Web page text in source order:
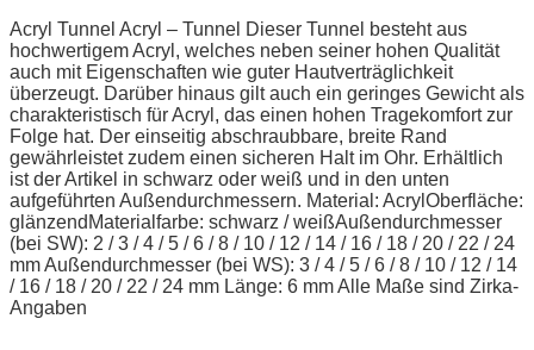
Acryl Tunnel Acryl – Tunnel Dieser Tunnel besteht aus
hochwertigem Acryl, welches neben seiner hohen Qualität
auch mit Eigenschaften wie guter Hautverträglichkeit
überzeugt. Darüber hinaus gilt auch ein geringes Gewicht als
charakteristisch für Acryl, das einen hohen Tragekomfort zur
Folge hat. Der einseitig abschraubbare, breite Rand
gewährleistet zudem einen sicheren Halt im Ohr. Erhältlich
ist der Artikel in schwarz oder weiß und in den unten
aufgeführten Außendurchmessern. Material: AcrylOberfläche:
glänzendMaterialfarbe: schwarz / weißAußendurchmesser
(bei SW): 2 / 3 / 4 / 5 / 6 / 8 / 10 / 12 / 14 / 16 / 18 / 20 / 22 / 24
mm Außendurchmesser (bei WS): 3 / 4 / 5 / 6 / 8 / 10 / 12 / 14
/ 16 / 18 / 20 / 22 / 24 mm Länge: 6 mm Alle Maße sind Zirka-
Angaben